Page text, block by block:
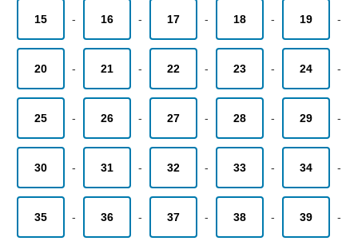
15 - 16 - 17 - 18 - 19 -
20 - 21 - 22 - 23 - 24 -
25 - 26 - 27 - 28 - 29 -
30 - 31 - 32 - 33 - 34 -
35 - 36 - 37 - 38 - 39 -